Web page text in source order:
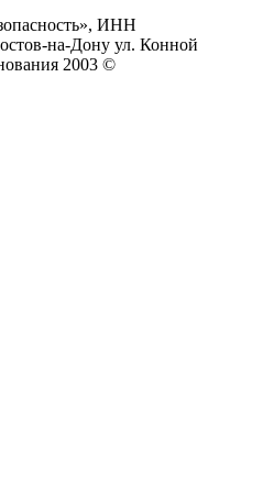
ИНН
на-Дону ул. Конной
2003 ©